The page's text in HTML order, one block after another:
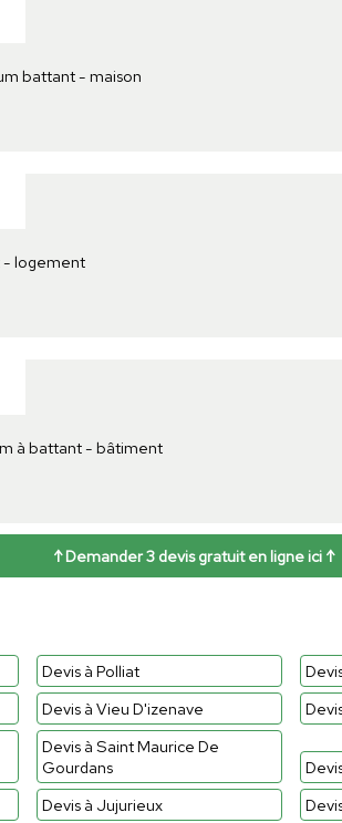
battant - maison
logement
à battant - bâtiment
↑ Demander 3 devis gratuit en ligne ici ↑
Devis à Polliat
Devis à Vieu D'izenave
Devis à Saint Maurice De
Gourdans
Devis à Jujurieux